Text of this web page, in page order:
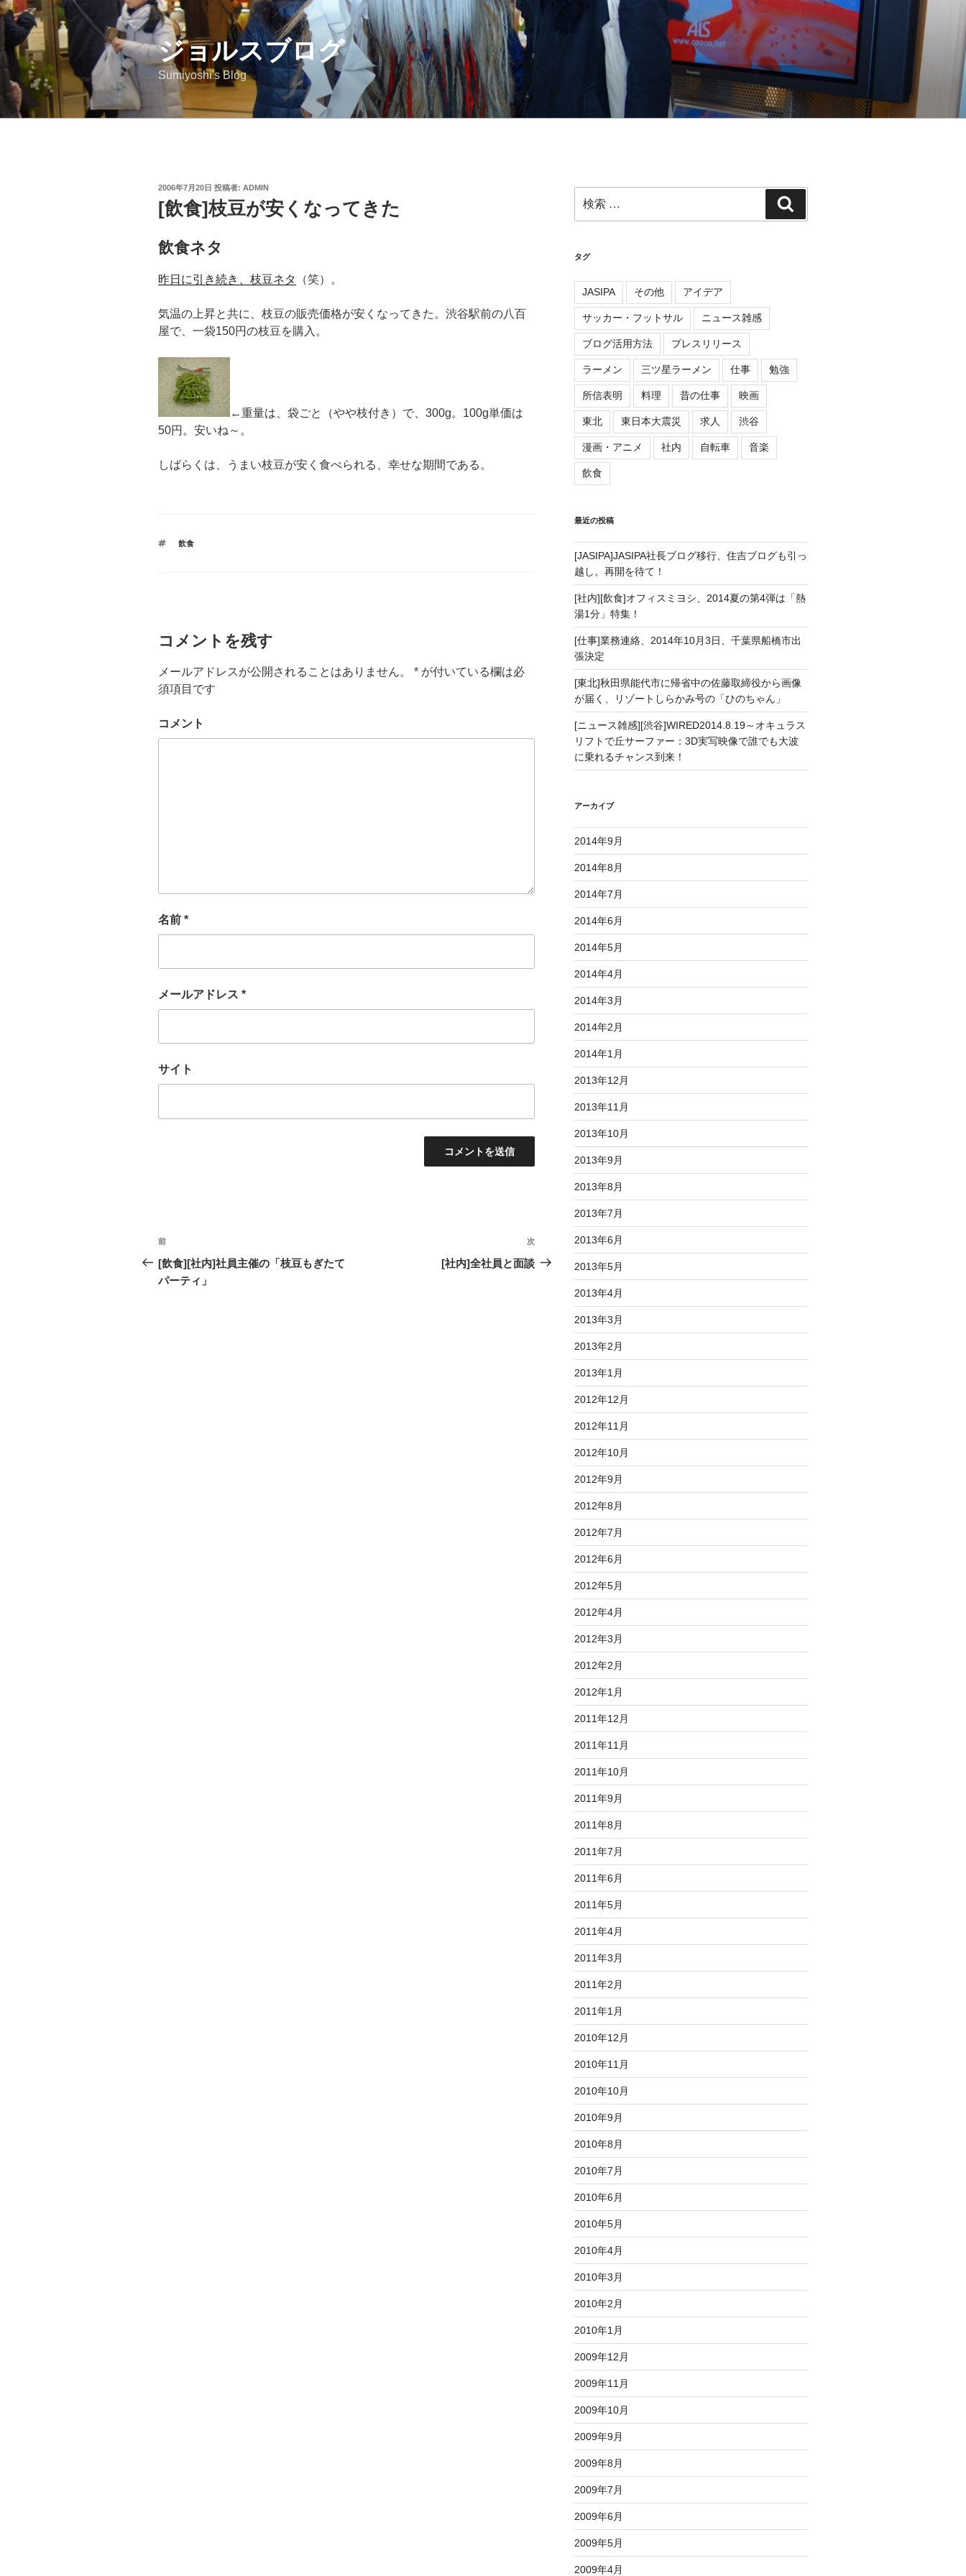
コ
ツ
へ
ジョルスブログ
Sumiyoshi's Blog
投
日:
2006年7月20日 投稿者: ADMIN
[飲食]枝豆が安くなってきた
飲食ネタ
昨日に引き続き、枝豆ネタ （笑）。
気温の上昇と共に、枝豆の販売価格が安くなってきた。渋谷駅前の八百
屋で、一袋150円の枝豆を購入。
←重量は、袋ごと（やや枝付き）で、300g。100g単価は
50円。安いね～。
しばらくは、うまい枝豆が安く食べられる、幸せな期間である。
タ
飲食
コメントを残す
メールアドレスが公開されることはありません。 * が付いている欄は必
須項目です
コメント
名前 *
メールアドレス *
サイト
投
稿
ナ
過
去
の
前
[飲食][社内]社員主催の「枝豆もぎたて
パーティ」
の
次
[社内]全社員と面談
索:
索
タグ
JASIPA その他 アイデア
サッカー・フットサル ニュース雑感
ブログ活用方法 プレスリリース
ラーメン 三ツ星ラーメン 仕事 勉強
所信表明 料理 昔の仕事 映画
東北 東日本大震災 求人 渋谷
漫画・アニメ 社内 自転車 音楽
飲食
最近の投稿
[JASIPA]JASIPA社長ブログ移行、住吉ブログも引っ
越し。再開を待て！
[社内][飲食]オフィスミヨシ、2014夏の第4弾は「熱
湯1分」特集！
[仕事]業務連絡、2014年10月3日、千葉県船橋市出
張決定
[東北]秋田県能代市に帰省中の佐藤取締役から画像
が届く、リゾートしらかみ号の「ひのちゃん」
[ニュース雑感][渋谷]WIRED2014.8.19～オキュラス
リフトで丘サーファー：3D実写映像で誰でも大波
に乗れるチャンス到来！
アーカイブ
2014年9月
2014年8月
2014年7月
2014年6月
2014年5月
2014年4月
2014年3月
2014年2月
2014年1月
2013年12月
2013年11月
2013年10月
2013年9月
2013年8月
2013年7月
2013年6月
2013年5月
2013年4月
2013年3月
2013年2月
2013年1月
2012年12月
2012年11月
2012年10月
2012年9月
2012年8月
2012年7月
2012年6月
2012年5月
2012年4月
2012年3月
2012年2月
2012年1月
2011年12月
2011年11月
2011年10月
2011年9月
2011年8月
2011年7月
2011年6月
2011年5月
2011年4月
2011年3月
2011年2月
2011年1月
2010年12月
2010年11月
2010年10月
2010年9月
2010年8月
2010年7月
2010年6月
2010年5月
2010年4月
2010年3月
2010年2月
2010年1月
2009年12月
2009年11月
2009年10月
2009年9月
2009年8月
2009年7月
2009年6月
2009年5月
2009年4月